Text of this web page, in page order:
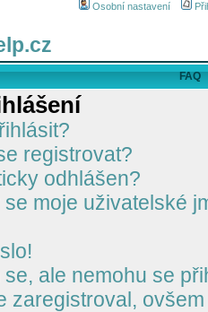
Osobní nastavení
FAQ
registrovat?
odhlášen?
moje uživatelské
ale nemohu se
zaregistroval,